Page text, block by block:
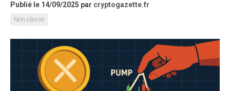
Publié le 14/09/2025 par cryptogazette.fr
Non classé